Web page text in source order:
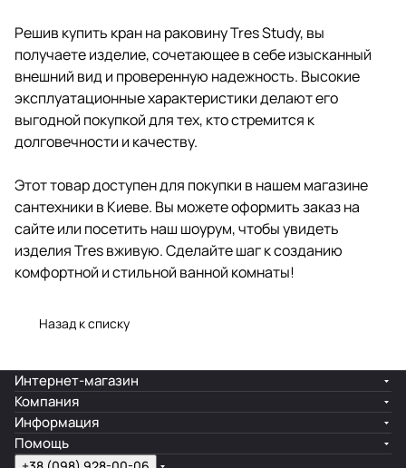
Решив купить кран на раковину Tres Study, вы
получаете изделие, сочетающее в себе изысканный
внешний вид и проверенную надежность. Высокие
эксплуатационные характеристики делают его
выгодной покупкой для тех, кто стремится к
долговечности и качеству.
Этот товар доступен для покупки в нашем магазине
сантехники в Киеве. Вы можете оформить заказ на
сайте или посетить наш шоурум, чтобы увидеть
изделия Tres вживую. Сделайте шаг к созданию
комфортной и стильной ванной комнаты!
Назад к списку
Интернет-магазин
Компания
Информация
Помощь